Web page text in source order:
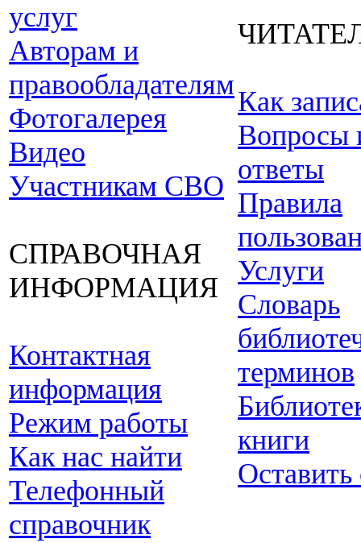
услуг
Авторам и
правообладателям
Фотогалерея
Видео
Участникам СВО
СПРАВОЧНАЯ
ИНФОРМАЦИЯ
Контактная
информация
Режим работы
Как нас найти
Телефонный
справочник
Как
Вопросы
ответы
Правила
Услуги
Словарь
терминов
книги
Оставить